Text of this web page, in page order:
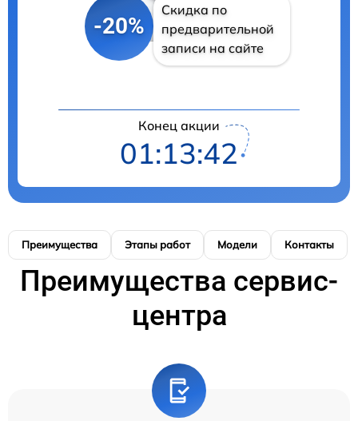
-20%
Скидка по
предварительной
записи на сайте
Конец акции
01:13:41
Преимущества Этапы работ Модели Контакты
Преимущества сервис-
центра